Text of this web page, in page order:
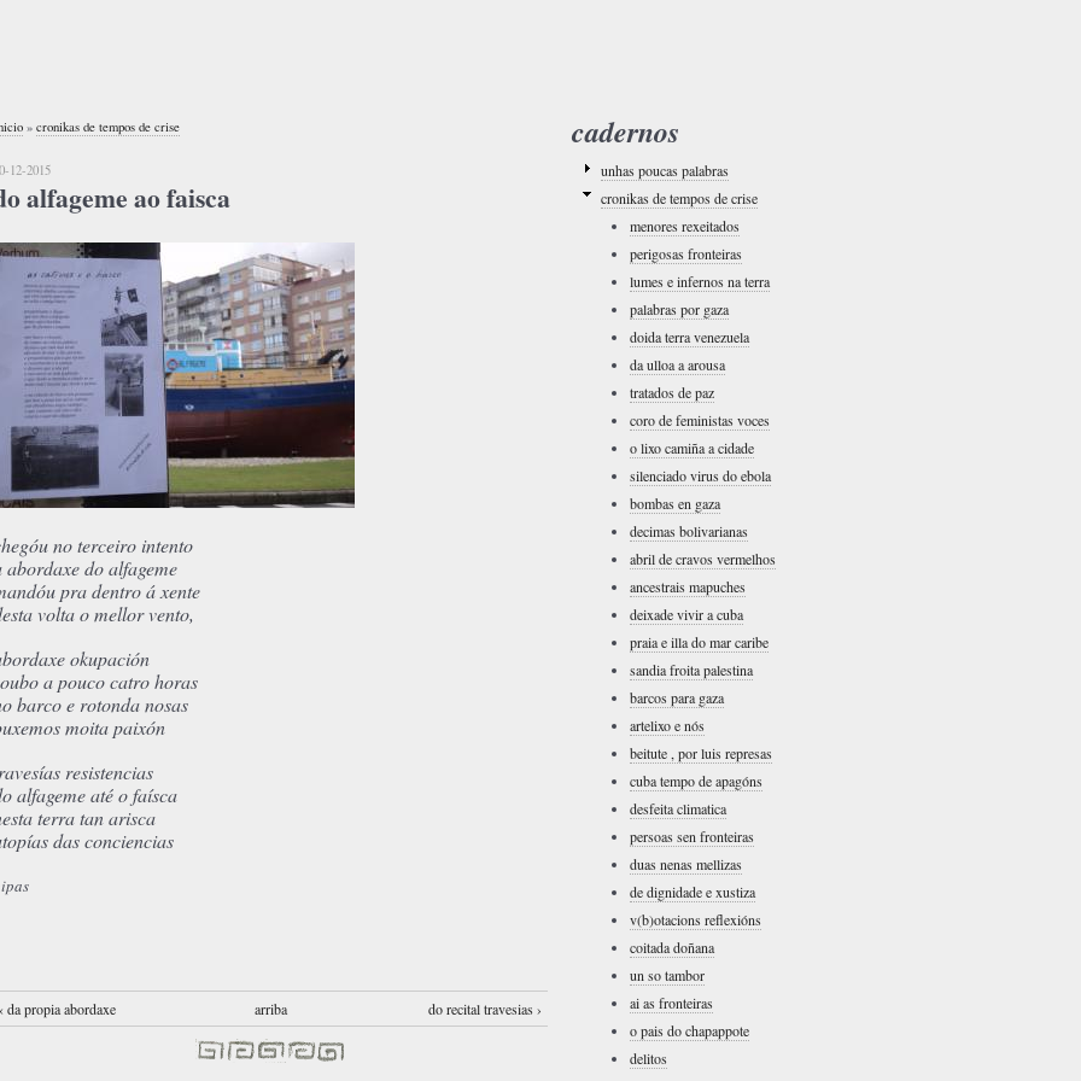
» cronikas de tempos de crise
12-2015
alfageme ao faisca
no terceiro intento
abordaxe do alfageme
pra dentro á xente
volta o mellor vento,
okupación
a pouco catro horas
barco e rotonda nosas
moita paixón
resistencias
alfageme até o faísca
terra tan arisca
das conciencias
‹ da propia abordaxe arriba do recital travesias ›
cadernos
unhas poucas palabras
cronikas de tempos de crise
menores rexeitados
perigosas fronteiras
lumes e infernos na terra
palabras por gaza
doida terra venezuela
da ulloa a arousa
tratados de paz
coro de feministas voces
o lixo camiña a cidade
silenciado virus do ebola
bombas en gaza
decimas bolivarianas
abril de cravos vermelhos
ancestrais mapuches
deixade vivir a cuba
praia e illa do mar caribe
sandia froita palestina
barcos para gaza
artelixo e nós
beitute , por luis represas
cuba tempo de apagóns
desfeita climatica
persoas sen fronteiras
duas nenas mellizas
de dignidade e xustiza
v(b)otacions reflexións
coitada doñana
un so tambor
ai as fronteiras
o pais do chapappote
delitos